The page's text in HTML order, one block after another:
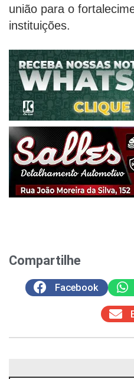
união para o
instituições.
Compartilhe
Facebook